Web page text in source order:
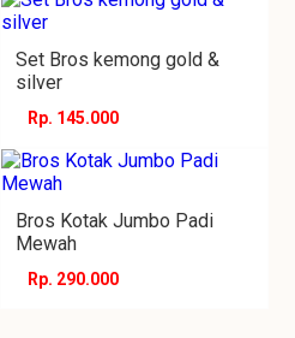
Set Bros kemong gold &
silver
Rp. 145.000
Bros Kotak Jumbo Padi
Mewah
Rp. 290.000